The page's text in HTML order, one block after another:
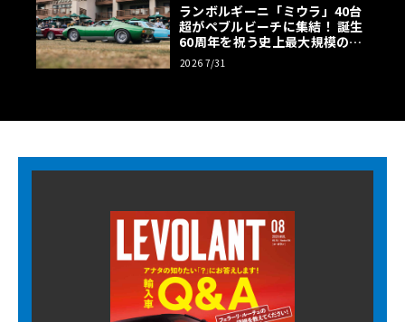
ランボルギーニ「ミウラ」40台
超がペブルビーチに集結！ 誕生
60周年を祝う史上最大規模の祭
典へ
2026 7/31